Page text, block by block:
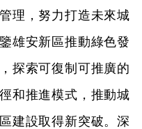
理，努力打造未來城
雄安新區推動綠色發
探索可復制可推廣的
和推進模式，推動城
建設取得新突破。深